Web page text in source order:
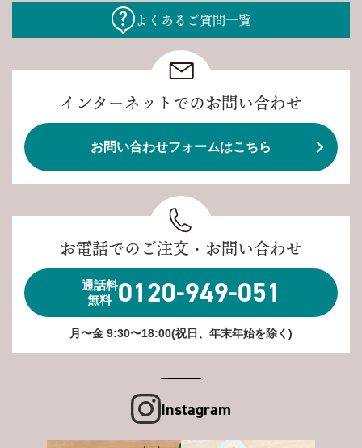
よくあるご質問一覧
インターネットでのお問い合わせ
お問い合わせフォームはこちら
お電話でのご注文・お問い合わせ
通話料
無料 0120-949-051
月〜金 9:30〜18:00(祝日、年末年始を除く)
Instagram